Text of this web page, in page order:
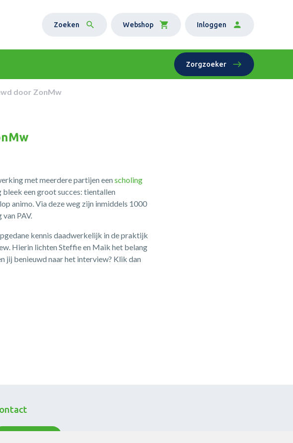
Zoeken Webshop Inloggen
Zorgzoeker
door ZonMw
met meerdere partijen eenscholing
een groot succes: tientallen
animo. Via deze weg zijn inmiddels 1000
PAV.
kennis daadwerkelijk in de praktijk
Hierin lichten Steffie en Maik het belang
jij benieuwd naar het interview? Klik dan